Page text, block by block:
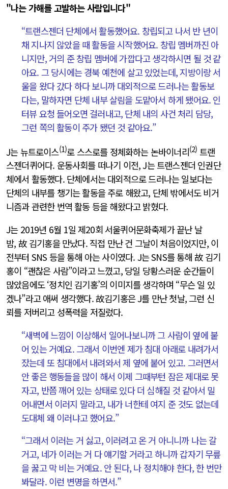
"나는 가해를 고발하는 사람입니다"
“트랜스젠더 단체에서 활동했어요. 창립되고 나서 반 년이
채 지나지 않았을 때 활동을 시작했어요. 창립 멤버까진 아
니지만, 거의 준 창립 멤버에 가깝다고 생각하시면 될 것 같
아요. 그 당시에는 경북 예천에 살고 있었는데, 지방이랑 서
울을 왔다 갔다 하다 보니까 대외적으로 드러나는 활동보
다는, 말하자면 단체 내부 살림을 도맡아서 하게 됐어요. 인
터뷰 요청 들어오면 걸러내고, 단체 내의 사건 처리 담당,
그런 쪽의 활동이 주가 됐던 것 같아요.”
J는 뉴트로이스(1)로 스스로를 정체화하는 논바이너리(2) 트랜
스젠더퀴어다. 운동사회를 떠나기 이전, J는 트랜스젠더 인권단
체에서 활동했다. 단체에서는 대외적으로 드러나는 일보다는
단체의 내부를 챙기는 활동을 주로 해왔고, 단체 밖에서도 비거
니즘과 관련한 번역 활동 등을 해왔다고 밝혔다.
J는 2019년 6월 1일 제20회 서울퀴어문화축제가 끝난 날
밤, 故 김기홍을 만났다. 직접 만난 건 그날이 처음이었지만, 이
전부터 SNS 등을 통해 아는 사이였다. J는 SNS를 통해 故 김기
홍이 “괜찮은 사람”이라고 느꼈고, 당일 당황스러운 순간들이
많았음에도 ‘정치인 김기홍’의 이미지를 생각하며 “무슨 일 있
겠나”라고 애써 생각했다. 故김기홍은 J를 만난 첫날, 그런 신
뢰를 저버리고 성폭력을 저질렀다.
“새벽에 느낌이 이상해서 일어나보니까 그 사람이 옆에 붙
어 있는 거예요. 그래서 이번엔 제가 침대 아래로 내려가서
잤는데 또 침대에서 내려와서 제 옆에 붙어 있고. 그러면서
안 좋은 행동들을 많이 해서 이제 그때부턴 잠은 제대로 못
자고, 반쯤 깨어 있는 상태로 있다 더 심해질 것 같아서 밀
어내면서 이러지 말라고, 내가 너한테 여지 준 것도 없는데
도대체 왜 이러냐고 했어요.”
“그래서 이러는 거 싫고, 이러려고 온 거 아니니까 나는 갈
거고, 네가 이러는 거 다 얘기할 거라고 하니까 갑자기 무릎
을 꿇고 막 비는 거예요. 안 된다, 나 정치해야 한다, 한 번만
봐달라. 이런 변명을 하면서.”